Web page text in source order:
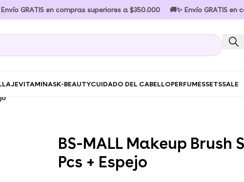
GRATIS en compras superiores a $350.000 🚚✨ Envío GRATIS en
VITAMINASK-BEAUTYCUIDADO DEL CABELLOPERFUMESSETSSALE
BS-MALL Makeup Brush
Pcs + Espejo